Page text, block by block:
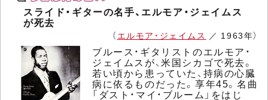
スライド・ギターの名手、エルモア・ジェイムス
が死去
（ エルモア・ジェイムス ／ 1963年）
ブルース・ギタリストのエルモア・
ジェイムスが、米国シカゴで死去。
若い頃から患っていた、持病の心臓
病に依るものだった。享年45。名曲
「ダスト・マイ・ブルーム」をはじ